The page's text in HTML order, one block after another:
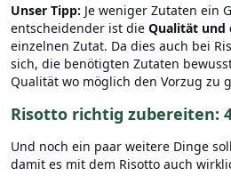
Unser Tipp: Je weniger Zutaten ein
entscheidender ist die Qualität und
einzelnen Zutat. Da dies auch bei
sich, die benötigten Zutaten
Qualität wo möglich den Vorzug zu
Risotto richtig zubereiten:
Und noch ein paar weitere Dinge
damit es mit dem Risotto auch